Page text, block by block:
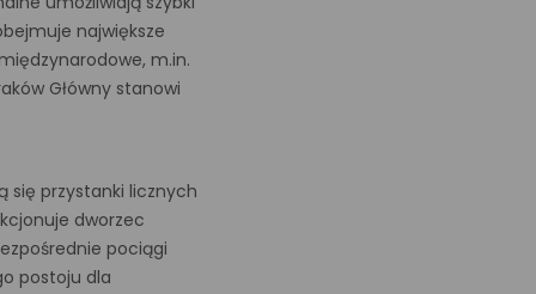
największe
m.in.
Główny stanowi
się przystanki licznych
dworzec
pociągi
postoju dla